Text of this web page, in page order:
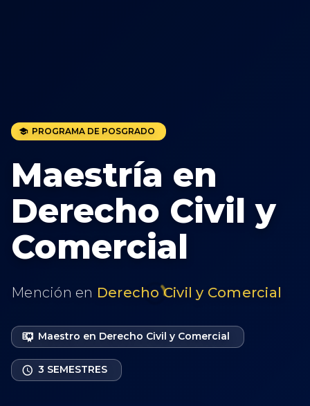
PROGRAMA DE POSGRADO
Maestría en
Derecho Civil y
Comercial
Mención en Derecho Civil y Comercial
Maestro en Derecho Civil y Comercial
3 SEMESTRES